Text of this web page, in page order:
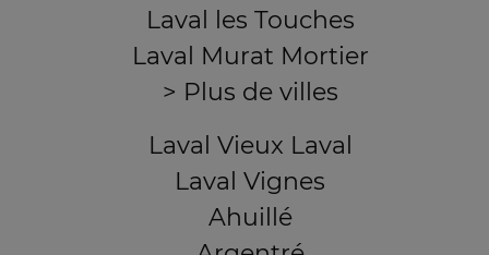
Laval les Touches
Laval Murat Mortier
> Plus de villes
Laval Vieux Laval
Laval Vignes
Ahuillé